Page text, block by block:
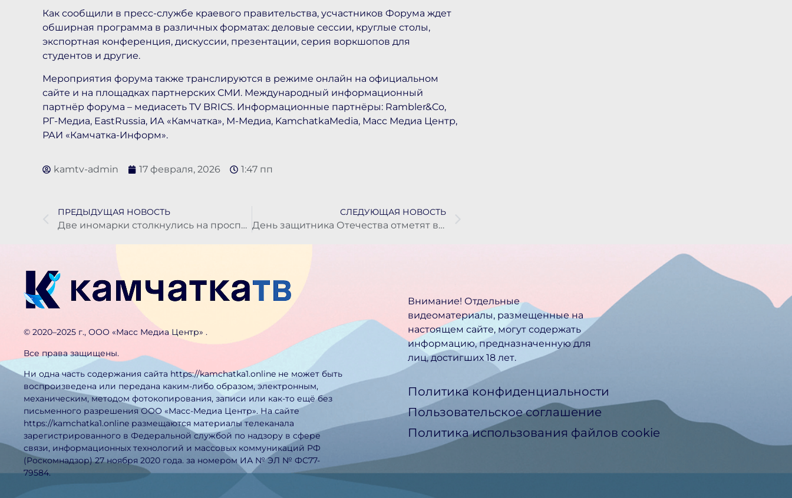
Как сообщили в пресс-службе краевого правительства, уcчастников Форума ждет
обширная программа в различных форматах: деловые сессии, круглые столы,
экспортная конференция, дискуссии, презентации, серия воркшопов для
студентов и другие.
Мероприятия форума также транслируются в режиме онлайн на официальном
сайте и на площадках партнерских СМИ. Международный информационный
партнёр форума – медиасеть TV BRICS. Информационные партнёры: Rambler&Co,
РГ-Медиа, EastRussia, ИА «Камчатка», М-Медиа, KamchatkaMedia, Масс Медиа Центр,
РАИ «Камчатка-Информ».
kamtv-admin 17 февраля, 2026 1:47 пп
ПРЕДЫДУЩАЯ НОВОСТЬ
Две иномарки столкнулись на проспекте Циолковского в Петропавловске
СЛЕДУЮЩАЯ НОВОСТЬ
День защитника Отечества отметят в краевой столице
©️ 2020–2025 г., ООО «Масс Медиа Центр» .
Все права защищены.
Ни одна часть содержания сайта https://kamchatka1.online не может быть
воспроизведена или передана каким-либо образом, электронным,
механическим, методом фотокопирования, записи или как-то ещё без
письменного разрешения ООО «Масс-Медиа Центр». На сайте
https://kamchatka1.online размещаются материалы телеканала
зарегистрированного в Федеральной службой по надзору в сфере
связи, информационных технологий и массовых коммуникаций РФ
(Роскомнадзор) 27 ноября 2020 года. за номером ИА № ЭЛ № ФС77-
79584.
Внимание! Отдельные
видеоматериалы, размещенные на
настоящем сайте, могут содержать
информацию, предназначен­ную для
лиц, достигших 18 лет.
Политика конфиденциальности
Пользовательское соглашение
Политика использования файлов cookie